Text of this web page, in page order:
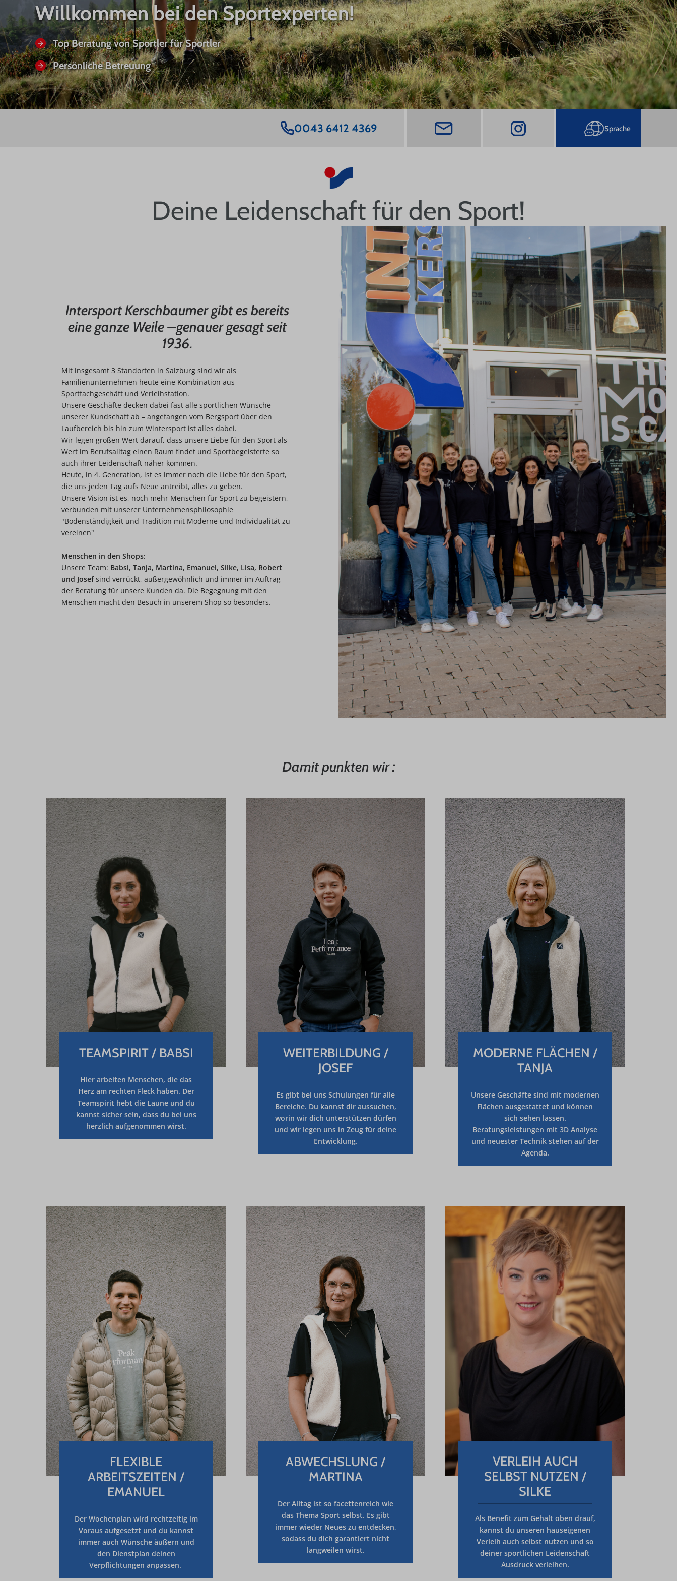
FAQ
Willkommen bei den Sportexperten!
Top Beratung von Sportler für Sportler
Persönliche Betreuung
0043 6412 4369
Deine Leidenschaft für den Sport!
Intersport Kerschbaumer gibt es bereits
eine ganze Weile –genauer gesagt seit
1936.
Mit insgesamt 3 Standorten in Salzburg sind wir als
Familienunternehmen heute eine Kombination aus
Sportfachgeschäft und Verleihstation.
Unsere Geschäfte decken dabei fast alle sportlichen Wünsche
unserer Kundschaft ab – angefangen vom Bergsport über den
Laufbereich bis hin zum Wintersport ist alles dabei.
Wir legen großen Wert darauf, dass unsere Liebe für den Sport als
Wert im Berufsalltag einen Raum findet und Sportbegeisterte so
auch ihrer Leidenschaft näher kommen.
Heute, in 4. Generation, ist es immer noch die Liebe für den Sport,
die uns jeden Tag aufs Neue antreibt, alles zu geben.
Unsere Vision ist es, noch mehr Menschen für Sport zu begeistern,
verbunden mit unserer Unternehmensphilosophie
"Bodenständigkeit und Tradition mit Moderne und Individualität zu
vereinen"
Menschen in den Shops:
Unsere Team: Babsi, Tanja, Martina, Emanuel, Silke, Lisa, Robert
und Josefsind verrückt, außergewöhnlich und immer im Auftrag
der Beratung für unsere Kunden da. Die Begegnung mit den
Menschen macht den Besuch in unserem Shop so besonders.
Damit punkten wir :
TEAMSPIRIT / BABSI
Hier arbeiten Menschen, die das
Herz am rechten Fleck haben. Der
Teamspirit hebt die Laune und du
kannst sicher sein, dass du bei uns
herzlich aufgenommen wirst.
WEITERBILDUNG /
JOSEF
Es gibt bei uns Schulungen für alle
Bereiche. Du kannst dir aussuchen,
worin wir dich unterstützen dürfen
und wir legen uns in Zeug für deine
Entwicklung.
MODERNE FLÄCHEN /
TANJA
Unsere Geschäfte sind mit modernen
Flächen ausgestattet und können
sich sehen lassen.
Beratungsleistungen mit 3D Analyse
und neuester Technik stehen auf der
Agenda.
FLEXIBLE
ARBEITSZEITEN /
EMANUEL
Der Wochenplan wird rechtzeitig im
Voraus aufgesetzt und du kannst
immer auch Wünsche äußern und
den Dienstplan deinen
Verpflichtungen anpassen.
ABWECHSLUNG /
MARTINA
Der Alltag ist so facettenreich wie
das Thema Sport selbst. Es gibt
immer wieder Neues zu entdecken,
sodass du dich garantiert nicht
langweilen wirst.
VERLEIH AUCH
SELBST NUTZEN /
SILKE
Als Benefit zum Gehalt oben drauf,
kannst du unseren hauseigenen
Verleih auch selbst nutzen und so
deiner sportlichen Leidenschaft
Ausdruck verleihen.